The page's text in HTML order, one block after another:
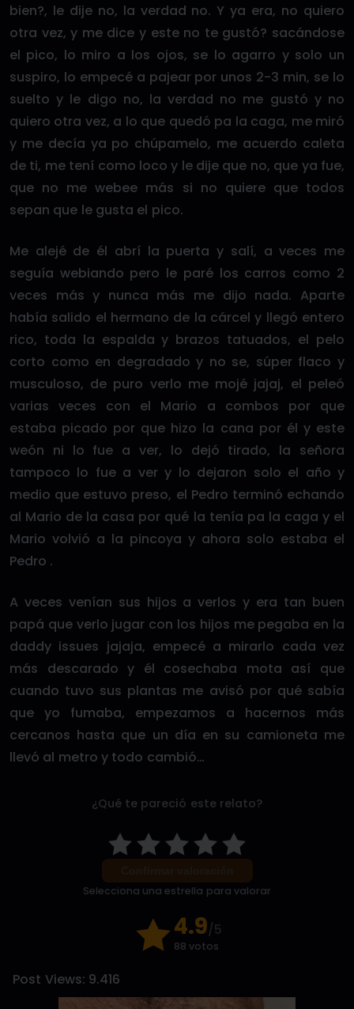
bien?, le dije no, la verdad no. Y ya era, no quiero
otra vez, y me dice y este no te gustó? sacándose
el pico, lo miro a los ojos, se lo agarro y solo un
suspiro, lo empecé a pajear por unos 2-3 min, se lo
suelto y le digo no, la verdad no me gustó y no
quiero otra vez, a lo que quedó pa la caga, me miró
y me decía ya po chúpamelo, me acuerdo caleta
de ti, me tení como loco y le dije que no, que ya fue,
que no me webee más si no quiere que todos
sepan que le gusta el pico.
Me alejé de él abrí la puerta y salí, a veces me
seguía webiando pero le paré los carros como 2
veces más y nunca más me dijo nada. Aparte
había salido el hermano de la cárcel y llegó entero
rico, toda la espalda y brazos tatuados, el pelo
corto como en degradado y no se, súper flaco y
musculoso, de puro verlo me mojé jajaj, el peleó
varias veces con el Mario a combos por que
estaba picado por que hizo la cana por él y este
weón ni lo fue a ver, lo dejó tirado, la señora
tampoco lo fue a ver y lo dejaron solo el año y
medio que estuvo preso, el Pedro terminó echando
al Mario de la casa por qué la tenía pa la caga y el
Mario volvió a la pincoya y ahora solo estaba el
Pedro .
A veces venían sus hijos a verlos y era tan buen
papá que verlo jugar con los hijos me pegaba en la
daddy issues jajaja, empecé a mirarlo cada vez
más descarado y él cosechaba mota así que
cuando tuvo sus plantas me avisó por qué sabía
que yo fumaba, empezamos a hacernos más
cercanos hasta que un día en su camioneta me
llevó al metro y todo cambió…
¿Qué te pareció este relato?
Selecciona una estrella para valorar
4.9/5
88 votos
Post Views: 9.416